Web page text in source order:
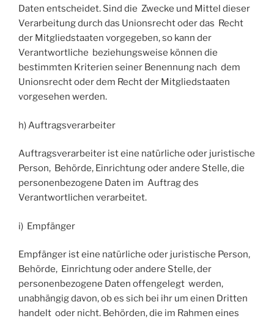
Daten entscheidet. Sind die Zwecke und Mittel dieser
Verarbeitung durch das Unionsrecht oder das Recht
der Mitgliedstaaten vorgegeben, so kann der
Verantwortliche beziehungsweise können die
bestimmten Kriterien seiner Benennung nach dem
Unionsrecht oder dem Recht der Mitgliedstaaten
vorgesehen werden.
h) Auftragsverarbeiter
Auftragsverarbeiter ist eine natürliche oder juristische
Person, Behörde, Einrichtung oder andere Stelle, die
personenbezogene Daten im Auftrag des
Verantwortlichen verarbeitet.
i) Empfänger
Empfänger ist eine natürliche oder juristische Person,
Behörde, Einrichtung oder andere Stelle, der
personenbezogene Daten offengelegt werden,
unabhängig davon, ob es sich bei ihr um einen Dritten
handelt oder nicht. Behörden, die im Rahmen eines